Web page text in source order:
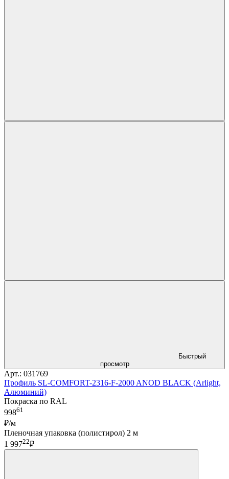
Быстрый
просмотр
Арт.: 031769
Профиль SL-COMFORT-2316-F-2000 ANOD BLACK (Arlight,
Алюминий)
Покраска по RAL
99861
₽/м
Пленочная упаковка (полистирол) 2 м
1 99722₽